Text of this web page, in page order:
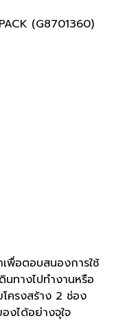
(G8701360)
พื่อตอบสนองการใช้
นทางไปทำงานหรือ
ครงสร้าง 2 ช่อง
งได้อย่างจุใจ